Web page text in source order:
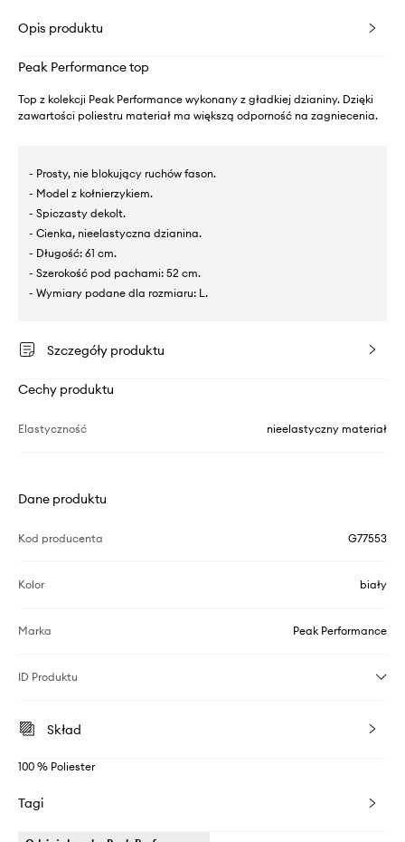
Opis produktu
Peak Performance top
Top z kolekcji Peak Performance wykonany z gładkiej dzianiny. Dzięki
zawartości poliestru materiał ma większą odporność na zagniecenia.
- Prosty, nie blokujący ruchów fason.
- Model z kołnierzykiem.
- Spiczasty dekolt.
- Cienka, nieelastyczna dzianina.
- Długość: 61 cm.
- Szerokość pod pachami: 52 cm.
- Wymiary podane dla rozmiaru: L.
Szczegóły produktu
Cechy produktu
Elastyczność nieelastyczny materiał
Dane produktu
Kod producenta G77553
Kolor biały
Marka Peak Performance
ID Produktu
Skład
100 % Poliester
Tagi